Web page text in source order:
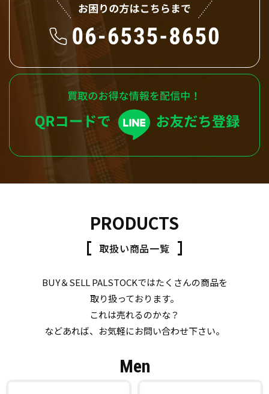
PRODUCTS
取扱い商品一覧
BUY＆SELL PALSTOCKではたくさんの商品を
取り扱っております。
これは売れるのかな？
などあれば、お気軽にお問い合わせ下さい。
Men